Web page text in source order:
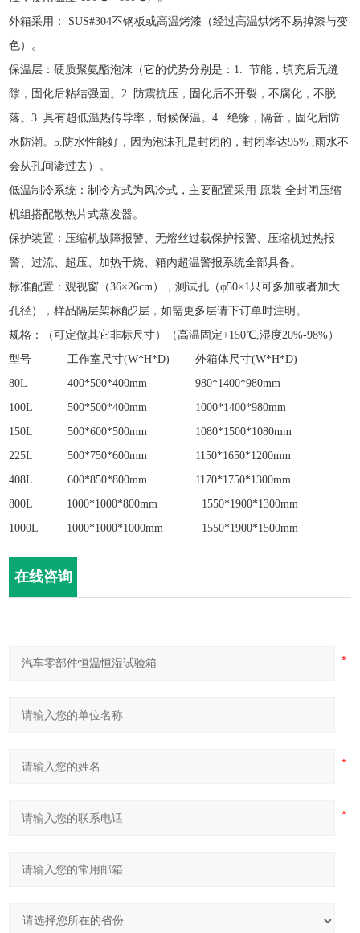
外箱采用：
SUS#304不钢板或高温烤漆（经过高温烘烤不易掉漆与变
色）。
保温层：硬质聚氨酯泡沫（它的优势分别是： 1. 节能，填充后无缝
隙，固化后粘结强固。2. 防震抗压，固化后不开裂，不腐化，不脱
落。3. 具有超低温热传导率，耐候保温。4. 绝缘，隔音，固化后防
水防潮。5.防水性能好，因为泡沫孔是封闭的，封闭率达95% ,雨水不
会从孔间渗过去）。
低温制冷系统：制冷方式为风冷式，主要配置采用 原装 全封闭压缩
机组搭配散热片式蒸发器。
保护装置：压缩机故障报警、无熔丝过载保护报警、压缩机过热报
警、过流、超压、加热干烧、箱内超温警报系统全部具备。
标准配置：观视窗（36×26cm），测试孔（φ50×1只可多加或者加大
孔径），样品隔层架标配2层，如需更多层请下订单时注明。
规格：（可定做其它非标尺寸）（高温固定+150℃,湿度20%-98%）
型号
工作室尺寸(W*H*D) 外箱体尺寸(W*H*D)
80L
400*500*400mm
980*1400*980mm
100L
500*500*400mm
1000*1400*980mm
150L
500*600*500mm
1080*1500*1080mm
225L
500*750*600mm
1150*1650*1200mm
408L
600*850*800mm
1170*1750*1300mm
800L
1000*1000*800mm
1550*1900*1300mm
1000L
1000*1000*1000mm 1550*1900*1500mm
在线咨询